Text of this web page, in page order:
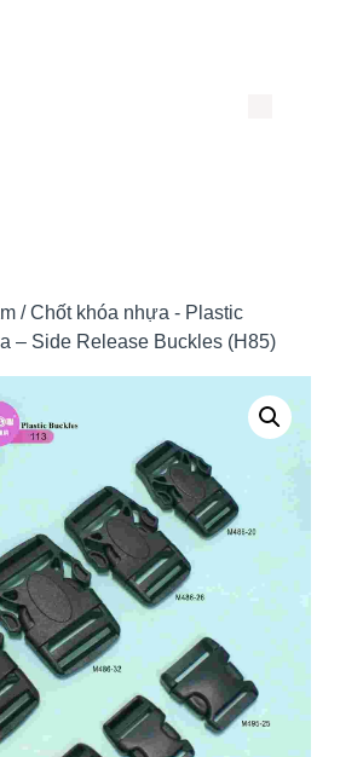
/Chốt khóa nhựa - Plastic
– Side Release Buckles (H85)